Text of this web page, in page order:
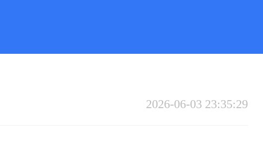
2026-06-03 23:35:29